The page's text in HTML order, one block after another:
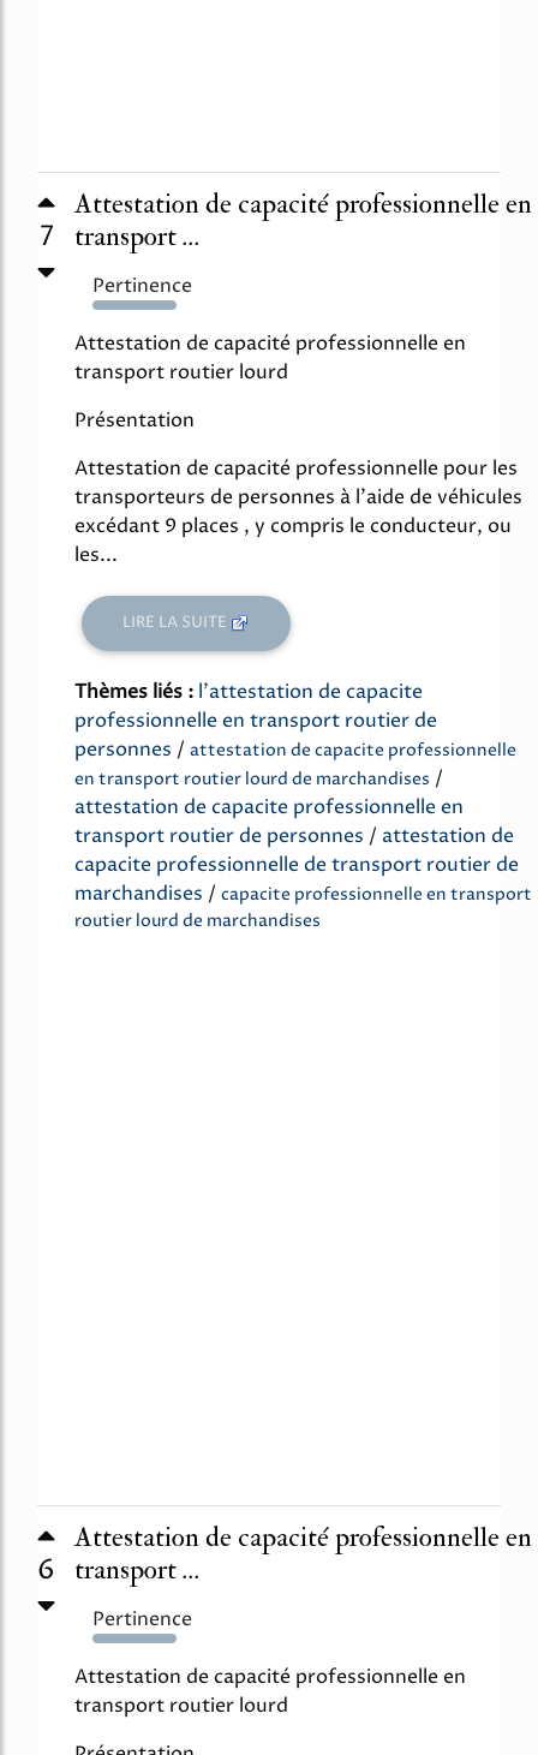
7
Attestation de capacité professionnelle en
transport ...
Pertinence
3431%
Attestation de capacité professionnelle en
transport routier lourd
Présentation
Attestation de capacité professionnelle pour les
transporteurs de personnes à l'aide de véhicules
excédant 9 places , y compris le conducteur, ou
les...
LIRE LA SUITE
Thèmes liés : l'attestation de capacite
professionnelle en transport routier de
personnes / attestation de capacite professionnelle
en transport routier lourd de marchandises /
attestation de capacite professionnelle en
transport routier de personnes / attestation de
capacite professionnelle de transport routier de
marchandises / capacite professionnelle en transport
routier lourd de marchandises
6
Attestation de capacité professionnelle en
transport ...
Pertinence
3431%
Attestation de capacité professionnelle en
transport routier lourd